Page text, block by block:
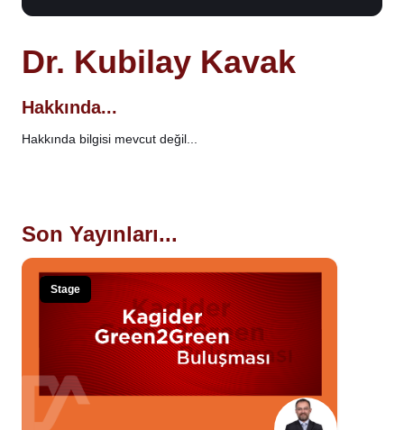
Dr. Kubilay Kavak
Hakkında...
Hakkında bilgisi mevcut değil...
Son Yayınları...
Stage